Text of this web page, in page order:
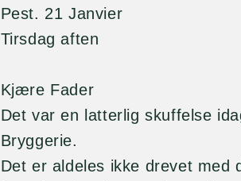
Pest. 21 Janvier
Tirsdag aften
Kjære Fader
Det var en latterlig skuffelse
Bryggerie.
Det er aldeles ikke drevet med